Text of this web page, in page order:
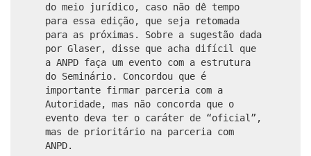
do meio jurídico, caso não dê tempo
para essa edição, que seja retomada
para as próximas. Sobre a sugestão dada
por Glaser, disse que acha difícil que
a ANPD faça um evento com a estrutura
do Seminário. Concordou que é
importante firmar parceria com a
Autoridade, mas não concorda que o
evento deva ter o caráter de “oficial”,
mas de prioritário na parceria com
ANPD.